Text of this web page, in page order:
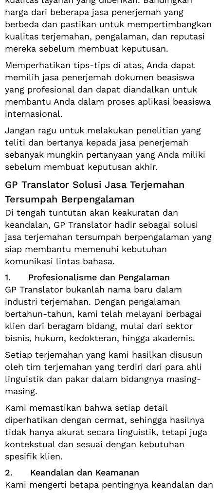
harga dari beberapa jasa penerjemah yang
berbeda dan pastikan untuk mempertimbangkan
kualitas terjemahan, pengalaman, dan reputasi
mereka sebelum membuat keputusan.
Memperhatikan tips-tips di atas, Anda dapat
memilih jasa penerjemah dokumen beasiswa
yang profesional dan dapat diandalkan untuk
membantu Anda dalam proses aplikasi beasiswa
internasional.
Jangan ragu untuk melakukan penelitian yang
teliti dan bertanya kepada jasa penerjemah
sebanyak mungkin pertanyaan yang Anda miliki
sebelum membuat keputusan akhir.
GP Translator Solusi Jasa Terjemahan
Tersumpah Berpengalaman
Di tengah tuntutan akan keakuratan dan
keandalan, GP Translator hadir sebagai solusi
jasa terjemahan tersumpah berpengalaman yang
siap membantu memenuhi kebutuhan
komunikasi lintas bahasa.
1. Profesionalisme dan Pengalaman
GP Translator bukanlah nama baru dalam
industri terjemahan. Dengan pengalaman
bertahun-tahun, kami telah melayani berbagai
klien dari beragam bidang, mulai dari sektor
bisnis, hukum, kedokteran, hingga akademis.
Setiap terjemahan yang kami hasilkan disusun
oleh tim terjemahan yang terdiri dari para ahli
linguistik dan pakar dalam bidangnya masing-
masing.
Kami memastikan bahwa setiap detail
diperhatikan dengan cermat, sehingga hasilnya
tidak hanya akurat secara linguistik, tetapi juga
kontekstual dan sesuai dengan kebutuhan
spesifik klien.
2. Keandalan dan Keamanan
Kami mengerti betapa pentingnya keandalan dan